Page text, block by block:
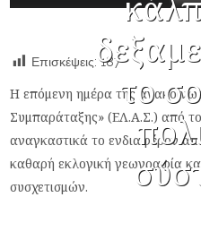
το
Επισκέψεις: 187
Η επόμενη ημέρα της
Συμπαράταξης» (ΕΛ.Α.Σ.) από
αναγκαστικά το ενδιαφέρον
καθαρή εκλογική γεωγραφία
συσχετισμών.